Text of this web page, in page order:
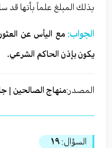
بذلك المبلغ علماً بأنها
الجواب:مع اليأس عن
يكون بإذن الحاكم الشرعي.
المصدر:منهاج الصالحين |
السؤال: ١٩